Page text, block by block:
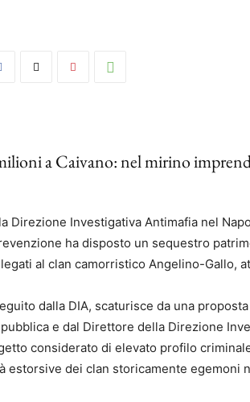
a Caivano: nel mirino
Direzione Investigativa Antimafia nel
ha disposto un sequestro
al clan camorristico Angelino-Gallo,
dalla DIA, scaturisce da una
e dal Direttore della Direzione
considerato di elevato profilo
estorsive dei clan storicamente egemoni